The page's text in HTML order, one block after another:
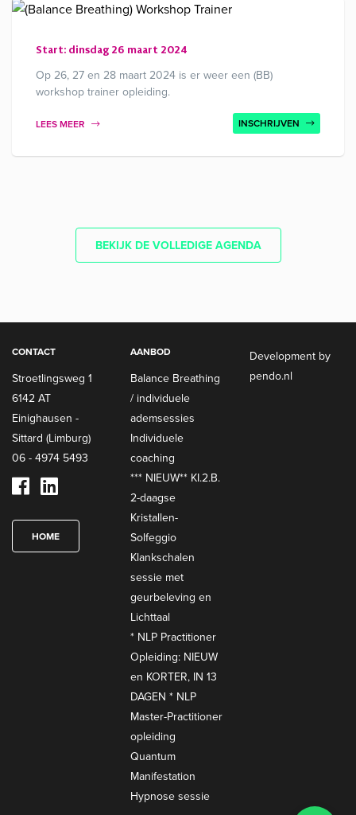
Start: dinsdag 26 maart 2024
Op 26, 27 en 28 maart 2024 is er weer een (BB)
workshop trainer opleiding.
LEES MEER INSCHRIJVEN
BEKIJK DE VOLLEDIGE AGENDA
CONTACT
Stroetlingsweg 1
6142 AT
Einighausen -
Sittard (Limburg)
06 - 4974 5493
HOME
AANBOD
Balance Breathing
/ individuele
ademsessies
Individuele
coaching
*** NIEUW** KI.2.B.
2-daagse
Kristallen-
Solfeggio
Klankschalen
sessie met
geurbeleving en
Lichttaal
* NLP Practitioner
Opleiding: NIEUW
en KORTER, IN 13
DAGEN * NLP
Master-Practitioner
opleiding
Quantum
Manifestation
Hypnose sessie
Development by
pendo.nl